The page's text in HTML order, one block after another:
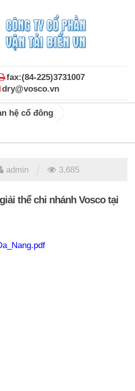
fax:(84-225)3731007
dry@vosco.vn
hệ cổ đông
admin 3,685
thể chi nhánh Vosco tại